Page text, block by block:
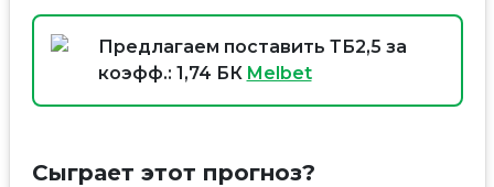
Предлагаем поставить ТБ2,5 за
коэфф.: 1,74 БК Melbet
Сыграет этот прогноз?